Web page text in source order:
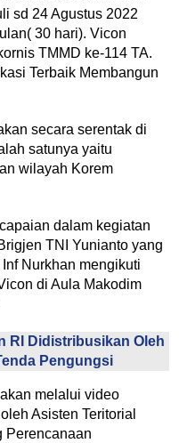
sd 24 Agustus 2022
30 hari). Vicon
TMMD ke-114 TA.
Terbaik Membangun
secara serentak di
satunya yaitu
wilayah Korem
dalam kegiatan
TNI Yunianto yang
Nurkhan mengikuti
di Aula Makodim
RI Didistribusikan Oleh
Pengungsi
melalui video
Asisten Teritorial
Perencanaan